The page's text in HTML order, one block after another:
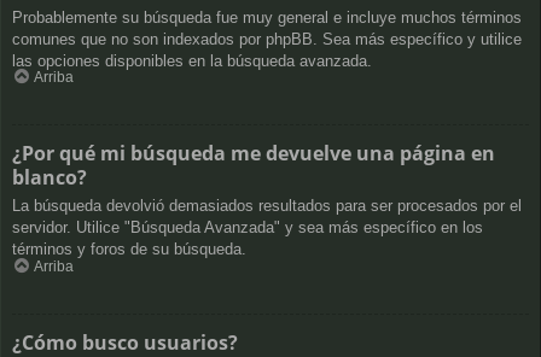
Probablemente su búsqueda fue muy general e incluye muchos términos
comunes que no son indexados por phpBB. Sea más específico y utilice
las opciones disponibles en la búsqueda avanzada.
Arriba
¿Por qué mi búsqueda me devuelve una página en
blanco?
La búsqueda devolvió demasiados resultados para ser procesados por el
servidor. Utilice "Búsqueda Avanzada" y sea más específico en los
términos y foros de su búsqueda.
Arriba
¿Cómo busco usuarios?